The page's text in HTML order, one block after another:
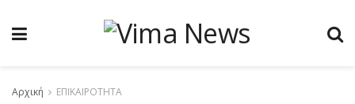
Αρχική ΕΠΙΚΑΙΡΟΤΗΤΑ